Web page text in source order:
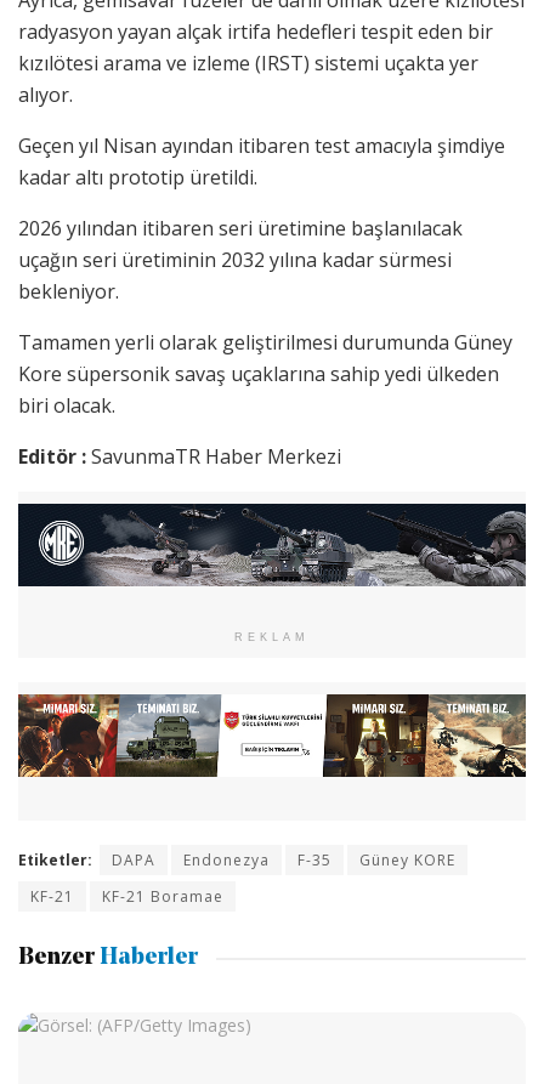
radyasyon yayan alçak irtifa hedefleri tespit eden bir
kızılötesi arama ve izleme (IRST) sistemi uçakta yer
alıyor.
Geçen yıl Nisan ayından itibaren test amacıyla şimdiye
kadar altı prototip üretildi.
2026 yılından itibaren seri üretimine başlanılacak
uçağın seri üretiminin 2032 yılına kadar sürmesi
bekleniyor.
Tamamen yerli olarak geliştirilmesi durumunda Güney
Kore süpersonik savaş uçaklarına sahip yedi ülkeden
biri olacak.
Editör :SavunmaTR Haber Merkezi
REKLAM
Etiketler: DAPA Endonezya F-35
Güney KORE
KF-21
KF-21 Boramae
Benzer Haberler